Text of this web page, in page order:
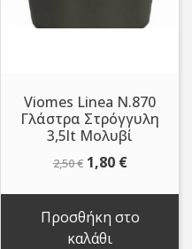
Viomes Linea N.870
Γλάστρα Στρόγγυλη
3,5lt Μολυβί
2,50€ Original
2,50 €.
1,80 €Η
είναι:
Προσθήκη στο
καλάθι